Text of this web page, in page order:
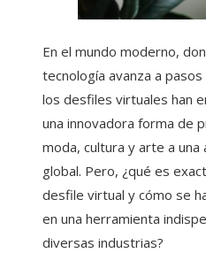
En el mundo moderno,
tecnología avanza a
los desfiles virtuales han
una innovadora forma de
moda, cultura y arte a una
global. Pero, ¿qué es
desfile virtual y cómo se
en una herramienta
diversas industrias?